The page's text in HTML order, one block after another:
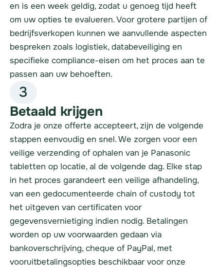
en is een week geldig, zodat u genoeg tijd heeft
om uw opties te evalueren. Voor grotere partijen of
bedrijfsverkopen kunnen we aanvullende aspecten
bespreken zoals logistiek, databeveiliging en
specifieke compliance-eisen om het proces aan te
passen aan uw behoeften.
3
Betaald krijgen
Zodra je onze offerte accepteert, zijn de volgende
stappen eenvoudig en snel. We zorgen voor een
veilige verzending of ophalen van je Panasonic
tabletten op locatie, al de volgende dag. Elke stap
in het proces garandeert een veilige afhandeling,
van een gedocumenteerde chain of custody tot
het uitgeven van certificaten voor
gegevensvernietiging indien nodig. Betalingen
worden op uw voorwaarden gedaan via
bankoverschrijving, cheque of PayPal, met
vooruitbetalingsopties beschikbaar voor onze